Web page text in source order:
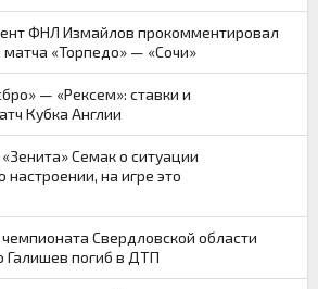
ФНЛ Измайлов прокомментировал
«Торпедо» — «Сочи»
— «Рексем»: ставки и
Кубка Англии
Семак о ситуации
настроении, на игре это
Свердловской области
погиб в ДТП